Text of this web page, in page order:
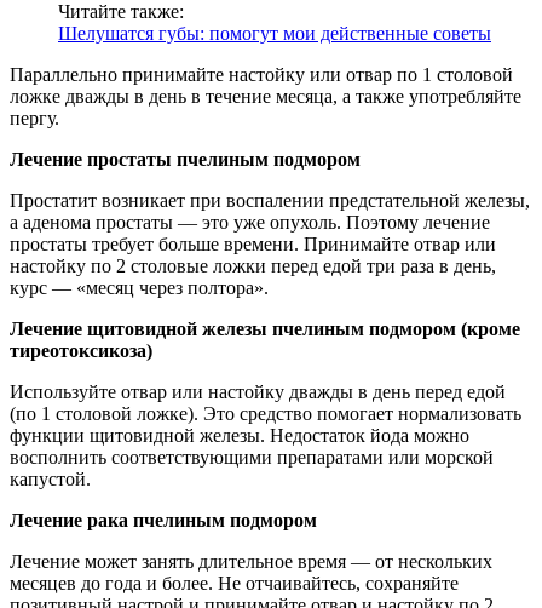
Читайте также:
Шелушатся губы: помогут мои действенные советы
Параллельно принимайте настойку или отвар по 1 столовой
ложке дважды в день в течение месяца, а также употребляйте
пергу.
Лечение простаты пчелиным подмором
Простатит возникает при воспалении предстательной железы,
а аденома простаты — это уже опухоль. Поэтому лечение
простаты требует больше времени. Принимайте отвар или
настойку по 2 столовые ложки перед едой три раза в день,
курс — «месяц через полтора».
Лечение щитовидной железы пчелиным подмором (кроме
тиреотоксикоза)
Используйте отвар или настойку дважды в день перед едой
(по 1 столовой ложке). Это средство помогает нормализовать
функции щитовидной железы. Недостаток йода можно
восполнить соответствующими препаратами или морской
капустой.
Лечение рака пчелиным подмором
Лечение может занять длительное время — от нескольких
месяцев до года и более. Не отчаивайтесь, сохраняйте